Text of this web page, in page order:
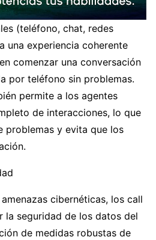
(teléfono, chat, redes
una experiencia coherente
comenzar una conversación
por teléfono sin problemas.
permite a los agentes
de interacciones, lo que
problemas y evita que los
cibernéticas, los call
la seguridad de los datos del
de medidas robustas de